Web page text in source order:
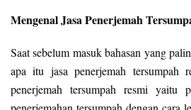
Mengenal Jasa Penerjemah
Saat sebelum masuk bahasan yang
apa itu jasa penerjemah tersumpah
penerjemah tersumpah resmi yaitu